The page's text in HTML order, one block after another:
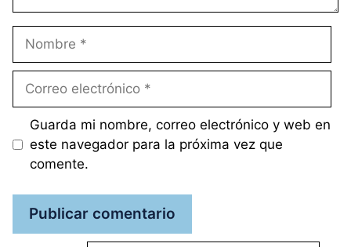
Nombre
Correo
Guarda mi nombre, correo electrónico y web en
este navegador para la próxima vez que
comente.